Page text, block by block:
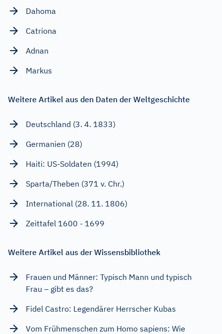
Dahoma
Catriona
Adnan
Markus
Weitere Artikel aus den Daten der Weltgeschichte
Deutschland (3. 4. 1833)
Germanien (28)
Haiti: US-Soldaten (1994)
Sparta/Theben (371 v. Chr.)
International (28. 11. 1806)
Zeittafel 1600 - 1699
Weitere Artikel aus der Wissensbibliothek
Frauen und Männer: Typisch Mann und typisch
Frau – gibt es das?
Fidel Castro: Legendärer Herrscher Kubas
Vom Frühmenschen zum Homo sapiens: Wie